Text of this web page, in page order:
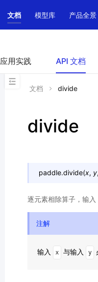
文档 模型库 产品全景
应用实践 API 文档
文档 divide
divide
paddle.divide(x, y
逐元素相除算子，输入
注解
输入 x 与输入 y